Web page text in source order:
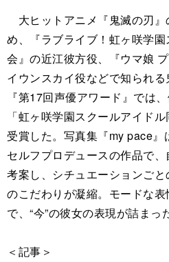
大ヒットアニメ『鬼滅の刃』
め、『ラブライブ！虹ヶ咲学
会』の近江彼方役、『ウマ娘
イウンスカイ役などで知られ
『第17回声優アワード』では
「虹ヶ咲学園スクールアイド
受賞した。写真集『my pace
セルフプロデュースの作品で
考案し、シチュエーションご
のこだわりが凝縮。モードな表
で、“今”の彼女の表現が詰まっ
＜記事＞